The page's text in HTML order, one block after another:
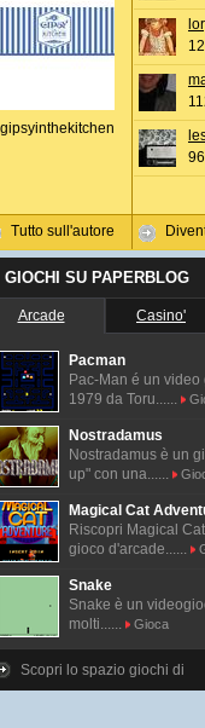
Tutto sull'autore
I GIOCHI SU PAPERBLOG
Arcade Casino'
Pacman
Pac-Man é un video
1979 da Toru......
Nostradamus
Nostradamus è un
up" con una......
Magical Cat
Riscopri Magical
gioco d'arcade......
Snake
Snake è un
molti......
Gioca
Scopri lo spazio giochi di